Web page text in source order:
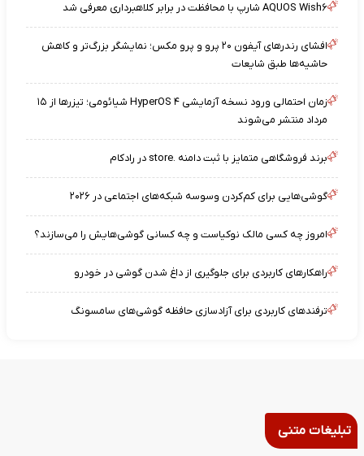
AQUOS Wish۶ شارپ با محافظت در برابر کلاهبرداری معرفی شد
افشای رندرهای آیفون ۲۰ پرو و پرو مکس؛ نمایشگر بزرگ‌تر و کاهش
حاشیه‌ها طبق شایعات
زمان احتمالی ورود نسخه آزمایشی HyperOS ۴ شیائومی؛ تیزرها از ۱۵
مرداد منتشر می‌شوند
برند فروشگاهی متمایز با ثبت دامنه .store در رادکام
گوشی‌هایی برای کم‌کردن وسوسه شبکه‌های اجتماعی در ۲۰۲۶
امروز چه کسی مالک نوکیاست و چه کسانی گوشی‌هایش را می‌سازند؟
راهکارهای کاربردی برای جلوگیری از داغ شدن گوشی در خودرو
ترفندهای کاربردی برای آزادسازی حافظه گوشی‌های سامسونگ
تبلیغات متنی